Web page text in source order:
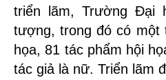
triển lãm, Trường Đại
tượng, trong đó có một
họa, 81 tác phẩm hội
tác giả là nữ. Triển lãm